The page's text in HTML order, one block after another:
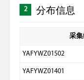
2 分布信息
采
YAFYWZ01502
YAFYWZ01401